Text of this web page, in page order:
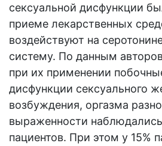
сексуальной дисфункции
приеме лекарственных
воздействуют на
систему. По данным
при их применении
дисфункции сексуального
возбуждения, оргазма
выраженности
пациентов. При этом у 15%